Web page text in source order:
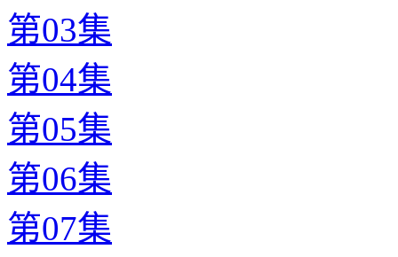
第03集
第04集
第05集
第06集
第07集